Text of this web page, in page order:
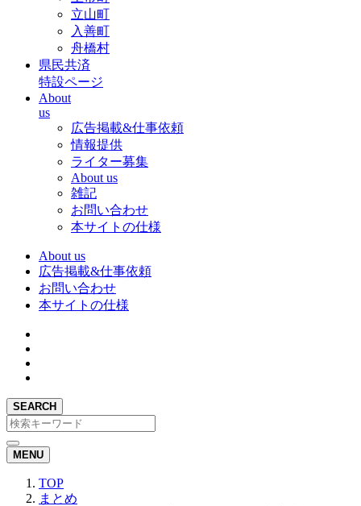
立山町
入善町
舟橋村
県民共済
特設ページ
About
us
広告掲載&仕事依頼
情報提供
ライター募集
About us
雑記
お問い合わせ
本サイトの仕様
About us
広告掲載&仕事依頼
お問い合わせ
本サイトの仕様
SEARCH
MENU
TOP
まとめ